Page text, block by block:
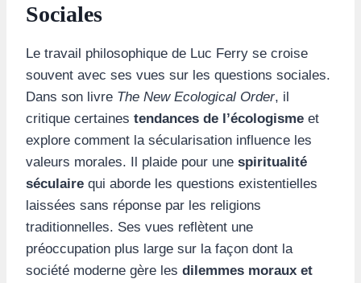
Sociales
Le travail philosophique de Luc Ferry se croise
souvent avec ses vues sur les questions sociales.
Dans son livre The New Ecological Order, il
critique certaines tendances de l’écologisme et
explore comment la sécularisation influence les
valeurs morales. Il plaide pour une spiritualité
séculaire qui aborde les questions existentielles
laissées sans réponse par les religions
traditionnelles. Ses vues reflètent une
préoccupation plus large sur la façon dont la
société moderne gère les dilemmes moraux et